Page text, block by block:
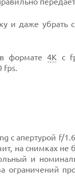
и даже
в формате4K с
fps.
с апертурой f/
на снимках не
и
ограничений